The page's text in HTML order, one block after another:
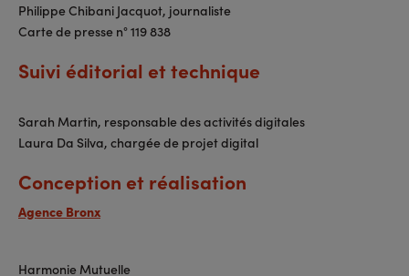
Philippe Chibani Jacquot, journaliste
Carte de presse n° 119 838
Suivi éditorial et technique
Sarah Martin, responsable des activités digitales
Laura Da Silva, chargée de projet digital
Conception et réalisation
Agence Bronx
Harmonie Mutuelle